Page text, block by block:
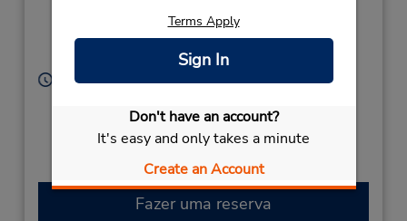
Terms Apply
Sign In
Don't have an account?
It's easy and only takes a minute
Create an Account
Route Douaniere P21,
France
Horário de funcionamento:
Caso esteja vindo de avião, o balcão de locação está
dentro do terminal, a uma curta distância do
Fazer uma reserva